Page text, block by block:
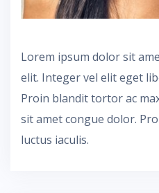
Lorem ipsum dolor sit
elit. Integer vel elit eget
Proin blandit tortor ac
sit amet congue dolor.
luctus iaculis.